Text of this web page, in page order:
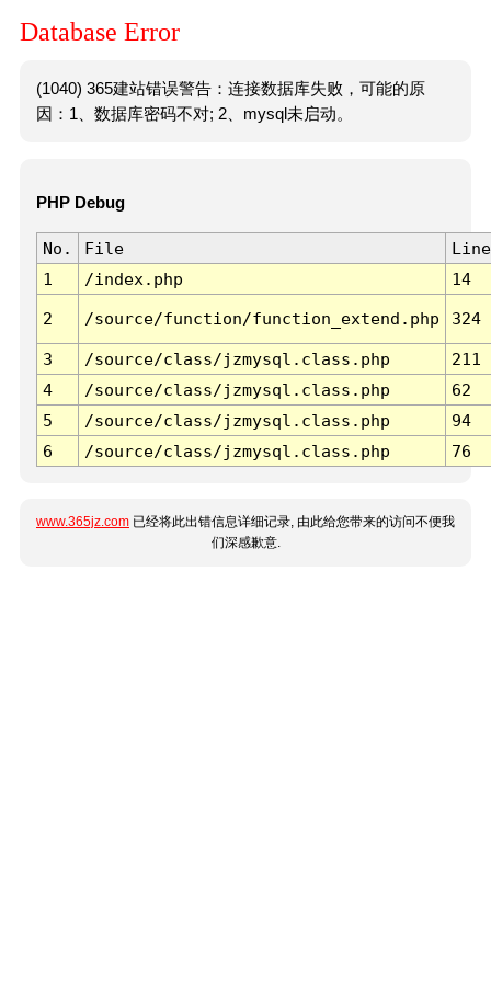
Database Error
(1040) 365建站错误警告：连接数据库失败，可能的原
因：1、数据库密码不对; 2、mysql未启动。
PHP Debug
No. File
Line
1
/index.php 14
2 /source/function/function_extend.php 324
3 /source/class/jzmysql.class.php
211
4
/source/class/jzmysql.class.php
62
5
/source/class/jzmysql.class.php
94
6
/source/class/jzmysql.class.php 76
www.365jz.com 已经将此出错信息详细记录, 由此给您带来的访问不便我
们深感歉意.